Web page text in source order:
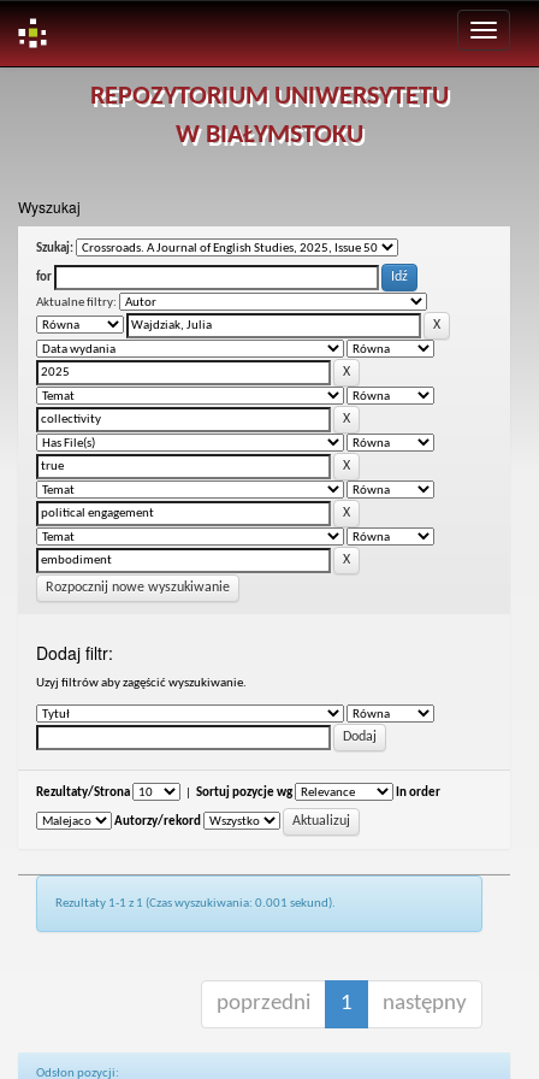
REPOZYTORIUM UNIWERSYTETU
W BIAŁYMSTOKU
Wyszukaj
Szukaj:
for
Aktualne filtry:
Rozpocznij nowe wyszukiwanie
Dodaj filtr:
Uzyj filtrów aby zagęścić wyszukiwanie.
Rezultaty/Strona Sortuj pozycje wg In order
Autorzy/rekord
Rezultaty 1-1 z 1 (Czas wyszukiwania: 0.001 sekund).
poprzedni 1 następny
Odsłon pozycji: